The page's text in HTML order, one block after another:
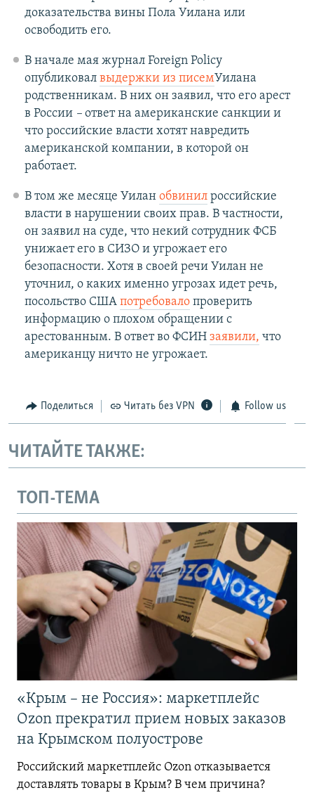
доказательства вины Пола Уилана или
освободить его.
В начале мая журнал Foreign Policy
опубликовал выдержки из писемУилана
родственникам. В них он заявил, что его арест
в России – ответ на американские санкции и
что российские власти хотят навредить
американской компании, в которой он
работает.
В том же месяце Уилан обвинилроссийские
власти в нарушении своих прав. В частности,
он заявил на суде, что некий сотрудник ФСБ
унижает его в СИЗО и угрожает его
безопасности. Хотя в своей речи Уилан не
уточнил, о каких именно угрозах идет речь,
посольство США потребовалопроверить
информацию о плохом обращении с
арестованным. В ответ во ФСИН заявили, что
американцу ничто не угрожает.
Поделиться Читать без VPN Follow us
ЧИТАЙТЕ ТАКЖЕ:
ТОП-ТЕМА
«Крым – не Россия»: маркетплейс
Ozon прекратил прием новых заказов
на Крымском полуострове
Российский маркетплейс Ozon отказывается
доставлять товары в Крым? В чем причина?